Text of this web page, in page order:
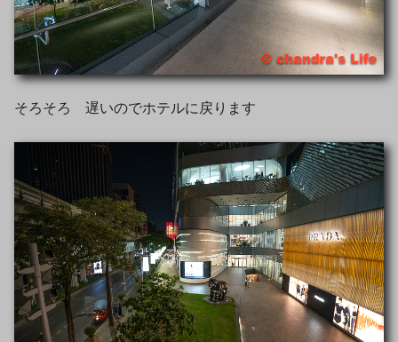
そろそろ 遅いのでホテルに戻ります